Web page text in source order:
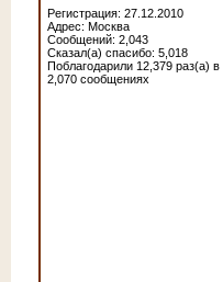
Регистрация: 27.12.2010
Адрес: Москва
Сообщений: 2,043
Сказал(а) спасибо: 5,018
Поблагодарили 12,379 раз(а) в
2,070 сообщениях